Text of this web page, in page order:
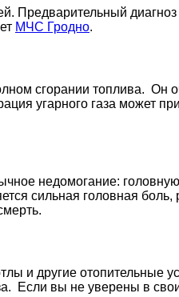
Предварительный
МЧС Гродно.
сгорании топлива. Он
угарного газа может
недомогание:
сильная головная
и другие отопительные
Если вы не уверены в